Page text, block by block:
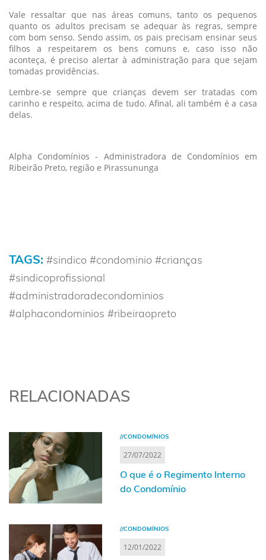
Vale ressaltar que nas áreas comuns, tanto os pequenos
quanto os adultos precisam se adequar às regras, sempre
com bom senso. Sendo assim, os pais precisam ensinar seus
filhos a respeitarem os bens comuns e, caso isso não
aconteça, é preciso alertar à administração para que sejam
tomadas providências.
Lembre-se sempre que crianças devem ser tratadas com
carinho e respeito, acima de tudo. Afinal, ali também é a casa
delas.
Alpha Condomínios - Administradora de Condomínios em
Ribeirão Preto, região e Pirassununga
TAGS: #sindico #condominio #crianças
#sindicoprofissional
#administradoradecondominios
#alphacondominios #ribeiraopreto
RELACIONADAS
//CONDOMÍNIOS
27/07/2022
O que é o Regimento Interno
do Condomínio
//CONDOMÍNIOS
12/01/2022